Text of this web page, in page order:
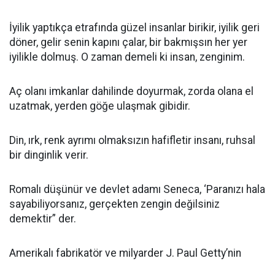
İyilik yaptıkça etrafında güzel insanlar birikir, iyilik geri
döner, gelir senin kapını çalar, bir bakmışsın her yer
iyilikle dolmuş. O zaman demeli ki insan, zenginim.
Aç olanı imkanlar dahilinde doyurmak, zorda olana el
uzatmak, yerden göğe ulaşmak gibidir.
Din, ırk, renk ayrımı olmaksızın hafifletir insanı, ruhsal
bir dinginlik verir.
Romalı düşünür ve devlet adamı Seneca, ‘Paranızı hala
sayabiliyorsanız, gerçekten zengin değilsiniz
demektir” der.
Amerikalı fabrikatör ve milyarder J. Paul Getty’nin